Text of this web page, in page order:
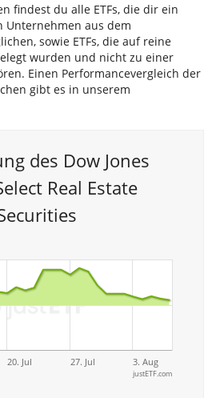
findest du alle ETFs, die dir ein
Unternehmen aus dem
sowie ETFs, die auf reine
wurden und nicht zu einer
Einen Performancevergleich der
gibt es in unserem
des Dow Jones
Real Estate
20. Jul 27. Jul 3. Aug
justETF.com